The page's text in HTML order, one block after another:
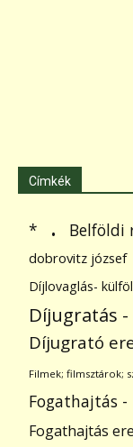
Címkék
* . Belföldi
dobrovitz józsef
Díjlovaglás-
Díjugratás
Díjugrató
Filmek; filmsztárok;
Fogathajtás
Fogathajtás